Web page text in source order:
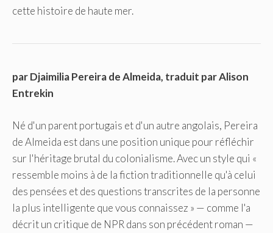
cette histoire de haute mer.
par Djaimilia Pereira de Almeida, traduit par Alison
Entrekin
Né d'un parent portugais et d'un autre angolais, Pereira
de Almeida est dans une position unique pour réfléchir
sur l'héritage brutal du colonialisme. Avec un style qui «
ressemble moins à de la fiction traditionnelle qu'à celui
des pensées et des questions transcrites de la personne
la plus intelligente que vous connaissez » — comme l'a
décrit un critique de NPR dans son précédent roman —